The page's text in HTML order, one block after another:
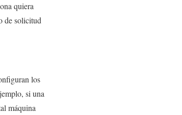
quiera
de solicitud
los
si una
máquina